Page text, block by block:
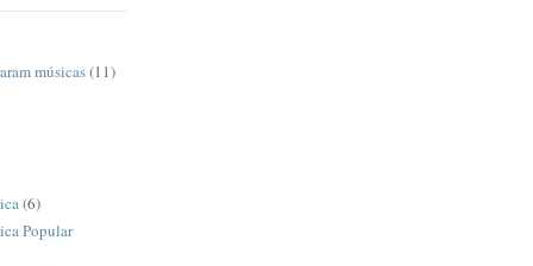
músicas(11)
(6)
Popular